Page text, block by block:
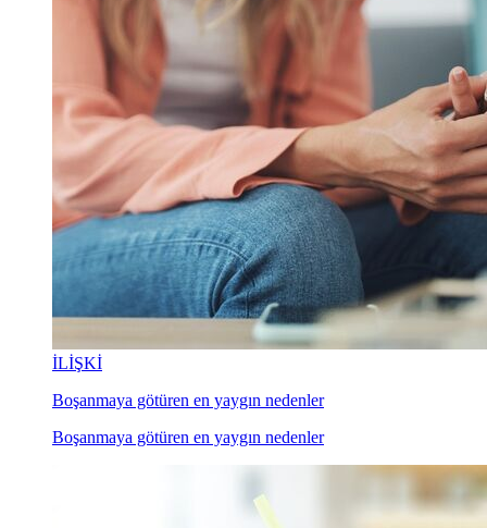
İLİŞKİ
Boşanmaya götüren en yaygın nedenler
Boşanmaya götüren en yaygın nedenler